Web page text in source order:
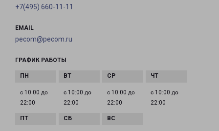
+7(495) 660-11-11
EMAIL
pecom@pecom.ru
ГРАФИК РАБОТЫ
с 10:00 до
22:00
с 10:00 до
22:00
с 10:00 до
22:00
с 10:00 до
22:00